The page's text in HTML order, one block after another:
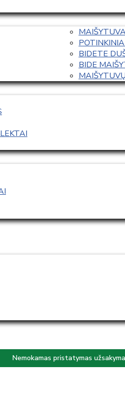
BIDETE
BIDE
Nemokamas pristatymas